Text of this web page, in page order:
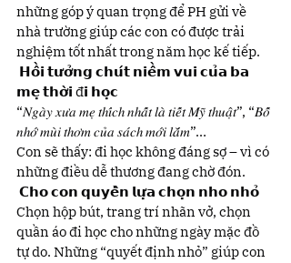
những góp ý quan trọng để PH gửi về
nhà trường giúp các con có được trải
nghiệm tốt nhất trong năm học kế tiếp.
𝗛𝗼̂̀𝗶 𝘁𝘂̛𝗼̛̉𝗻𝗴 𝗰𝗵𝘂́𝘁 𝗻𝗶𝗲̂̀𝗺 𝘃𝘂𝗶 𝗰𝘂̉𝗮 𝗯𝗮
𝗺𝗲̣ 𝘁𝗵𝗼̛̀𝗶 đ𝗶 𝗵𝗼̣𝗰
“𝑁𝑔𝑎̀𝑦 𝑥𝑢̛𝑎 𝑚𝑒̣ 𝑡ℎ𝑖́𝑐ℎ 𝑛ℎ𝑎̂́𝑡 𝑙𝑎̀ 𝑡𝑖𝑒̂́𝑡 𝑀𝑦̃ 𝑡ℎ𝑢𝑎̣̂𝑡”, “𝐵𝑜̂́
𝑛ℎ𝑜̛́ 𝑚𝑢̀𝑖 𝑡ℎ𝑜̛𝑚 𝑐𝑢̉𝑎 𝑠𝑎́𝑐ℎ 𝑚𝑜̛́𝑖 𝑙𝑎̆́𝑚”…
Con sẽ thấy: đi học không đáng sợ – vì có
những điều dễ thương đang chờ đón.
𝗖𝗵𝗼 𝗰𝗼𝗻 𝗾𝘂𝘆𝗲̂̀𝗻 𝗹𝘂̛̣𝗮 𝗰𝗵𝗼̣𝗻 𝗻𝗵𝗼 𝗻𝗵𝗼̉
Chọn hộp bút, trang trí nhãn vở, chọn
quần áo đi học cho những ngày mặc đồ
tự do. Những “quyết định nhỏ” giúp con